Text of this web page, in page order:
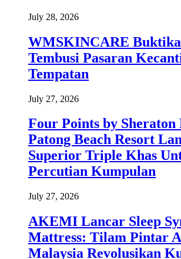
July 28, 2026
WMSKINCARE
Tembusi Pasaran
Tempatan
July 27, 2026
Four Points by Sheraton
Patong Beach Resort
Superior Triple Khas
Percutian Kumpulan
July 27, 2026
AKEMI Lancar Sleep
Mattress: Tilam Pintar
Malaysia Revolusikan